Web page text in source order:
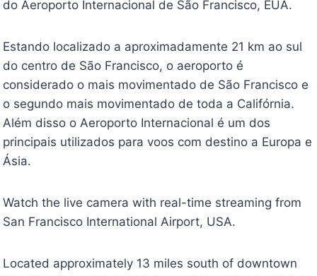
do Aeroporto Internacional de São Francisco, EUA.
Estando localizado a aproximadamente 21 km ao sul
do centro de São Francisco, o aeroporto é
considerado o mais movimentado de São Francisco e
o segundo mais movimentado de toda a Califórnia.
Além disso o Aeroporto Internacional é um dos
principais utilizados para voos com destino a Europa e
Ásia.
Watch the live camera with real-time streaming from
San Francisco International Airport, USA.
Located approximately 13 miles south of downtown